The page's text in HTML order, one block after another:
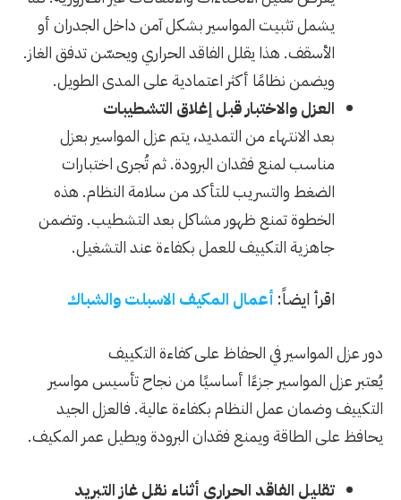
يشمل تثبيت المواسير بشكل آمن داخل الجدران أو
الأسقف. هذا يقلل الفاقد الحراري ويحسّن تدفق الغاز.
ويضمن نظامًا أكثر اعتمادية على المدى الطويل.
العزل والاختبار قبل إغلاق التشطيبات
بعد الانتهاء من التمديد، يتم عزل المواسير بعزل
مناسب لمنع فقدان البرودة. ثم تُجرى اختبارات
الضغط والتسريب للتأكد من سلامة النظام. هذه
الخطوة تمنع ظهور مشاكل بعد التشطيب. وتضمن
جاهزية التكييف للعمل بكفاءة عند التشغيل.
اقرأ ايضاً: أعمال المكيف الاسبلت والشباك
دور عزل المواسير في الحفاظ على كفاءة التكييف
يُعتبر عزل المواسير جزءًا أساسيًا من نجاح تأسيس مواسير
التكييف وضمان عمل النظام بكفاءة عالية. فالعزل الجيد
يحافظ على الطاقة ويمنع فقدان البرودة ويطيل عمر المكيف.
تقليل الفاقد الحراري أثناء نقل غاز التبريد